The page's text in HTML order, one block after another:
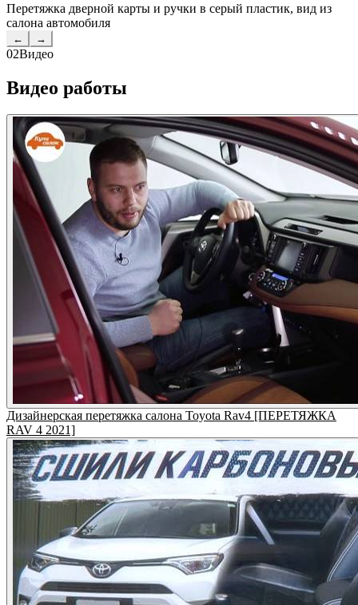
Перетяжка дверной карты и ручки в серый пластик, вид из
салона автомобиля
← →
02Видео
Видео работы
Дизайнерская перетяжка салона Toyota Rav4 [ПЕРЕТЯЖКА
RAV 4 2021]